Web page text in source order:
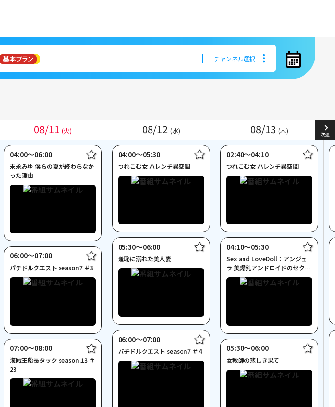
チャンネル選択
08/11 (火) 08/12 (水) 08/13 (木) 次週
08/11 (火) 08/12 (水) 08/13 (木)
04:00〜06:00
末永みゆ 僕らの夏が終わらなか
った理由
06:00〜07:00
パチドルクエスト season7 ＃3
07:00〜08:00
海賊王船長タック season.13 ＃
23
04:00〜05:30
つれこむ女 ハレンチ異空間
05:30〜06:00
羞恥に溺れた美人妻
06:00〜07:00
パチドルクエスト season7 ＃4
02:40〜04:10
つれこむ女 ハレンチ異空間
04:10〜05:30
Sex and LoveDoll：アンジェ
ラ 美爆乳アンドロイドのセクシ
ー実践講座
05:30〜06:00
女教師の悲しき果て